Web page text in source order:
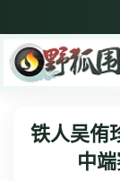
铁人吴侑
中